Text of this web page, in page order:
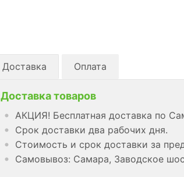
Доставка Оплата
Доставка товаров
АКЦИЯ! Бесплатная доставка по
Срок доставки два рабочих дня.
Стоимость и срок доставки за
Самовывоз: Самара, Заводское